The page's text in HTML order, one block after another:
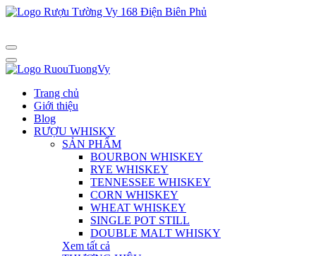
Trang chủ
Giới thiệu
Blog
RƯỢU WHISKY
SẢN PHẨM
BOURBON WHISKEY
RYE WHISKEY
TENNESSEE WHISKEY
CORN WHISKEY
WHEAT WHISKEY
SINGLE POT STILL
DOUBLE MALT WHISKY
Xem tất cả